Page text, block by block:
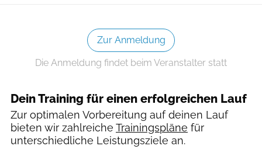
Zur Anmeldung
Die Anmeldung findet beim Veranstalter statt
Dein Training für einen erfolgreichen Lauf
Zur optimalen Vorbereitung auf deinen Lauf
bieten wir zahlreiche Trainingspläne für
unterschiedliche Leistungsziele an.